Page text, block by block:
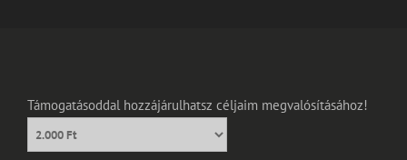
Támogatásoddal hozzájárulhatsz céljaim megvalósításához!